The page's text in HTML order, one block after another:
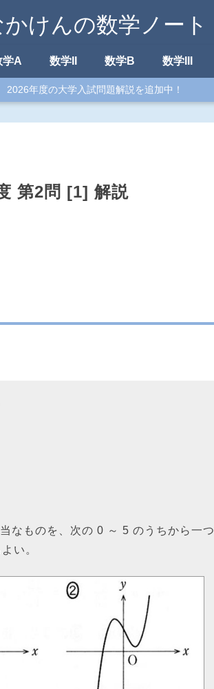
かけんの数学ノート
学A 数学II 数学B 数学III
2026年度の大学入試問題解説を追加中！
第2問 [1] 解説
ものを、次の 0 ～ 5 のうちから一つ
い。